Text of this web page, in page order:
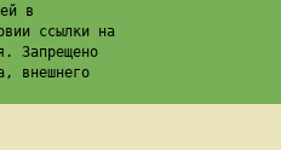
в
ссылки на
Запрещено
внешнего